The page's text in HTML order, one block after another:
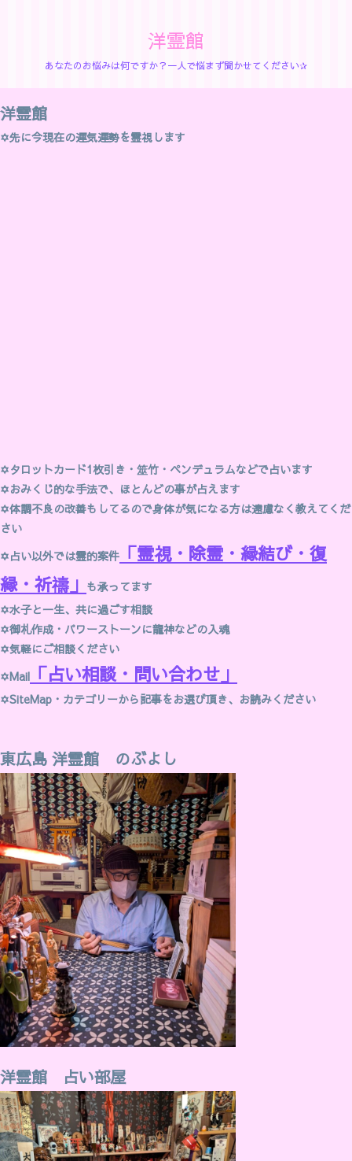
洋霊館
あなたのお悩みは何ですか？一人で悩まず聞かせてください✰
洋霊館
✡先に今現在の運気運勢を霊視します
✡タロットカード1枚引き・筮竹・ペンデュラムなどで占います
✡おみくじ的な手法で、ほとんどの事が占えます
✡体調不良の改善もしてるので身体が気になる方は遠慮なく教えてくだ
さい
✡占い以外では霊的案件 「霊視・除霊・縁結び・復
縁・祈禱」 も承ってます
✡水子と一生、共に過ごす相談
✡御札作成・パワーストーンに龍神などの入魂
✡気軽にご相談ください
✡Mail 「占い相談・問い合わせ」
✡SiteMap・ カテゴリーから記事をお選び頂き、お読みください
東広島 洋霊館 のぶよし
洋霊館 占い部屋